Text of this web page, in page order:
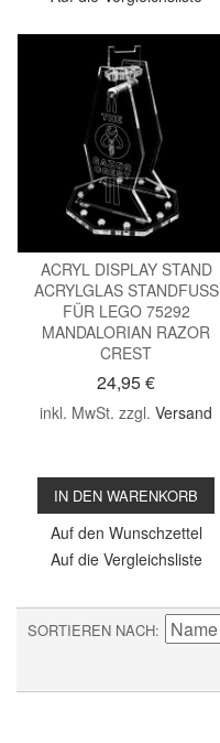
ACRYL DISPLAY STAND
ACRYLGLAS STANDFUSS
FÜR LEGO 75292
MANDALORIAN RAZOR
CREST
24,95 €
inkl. MwSt. zzgl.Versand
IN DEN WARENKORB
Auf den Wunschzettel
Auf die Vergleichsliste
SORTIEREN NACH